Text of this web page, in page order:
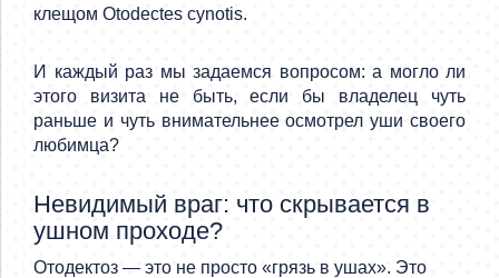
клещом Otodectes cynotis.
И каждый раз мы задаемся вопросом: а могло ли
этого визита не быть, если бы владелец чуть
раньше и чуть внимательнее осмотрел уши своего
любимца?
Невидимый враг: что скрывается в
ушном проходе?
Отодектоз — это не просто «грязь в ушах». Это